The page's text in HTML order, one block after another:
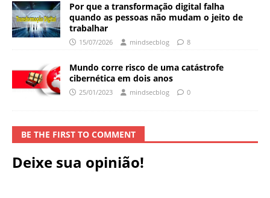
Por que a transformação digital falha
quando as pessoas não mudam o jeito de
trabalhar
15/07/2026 mindsecblog 8
Mundo corre risco de uma catástrofe
cibernética em dois anos
25/01/2023 mindsecblog 0
BE THE FIRST TO COMMENT
Deixe sua opinião!